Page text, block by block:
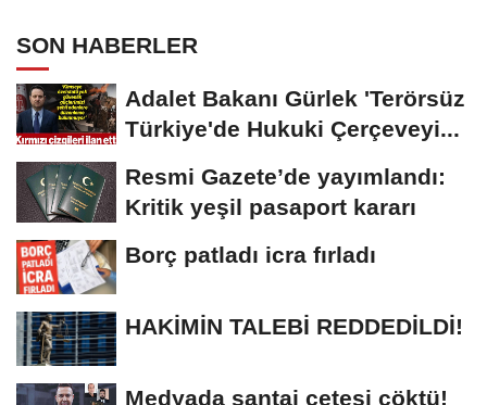
SON HABERLER
Adalet Bakanı Gürlek 'Terörsüz
Türkiye'de Hukuki Çerçeveyi...
Resmi Gazete’de yayımlandı:
Kritik yeşil pasaport kararı
Borç patladı icra fırladı
HAKİMİN TALEBİ REDDEDİLDİ!
Medyada şantaj çetesi çöktü!